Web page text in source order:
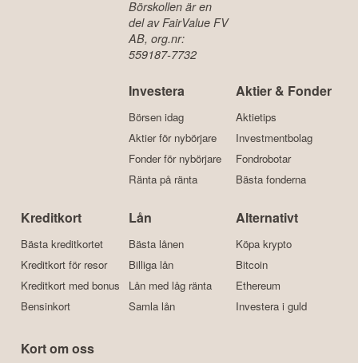
Börskollen är en
del av FairValue FV
AB, org.nr:
559187-7732
Investera
Börsen idag
Aktier för nybörjare
Fonder för nybörjare
Ränta på ränta
Aktier & Fonder
Aktietips
Investmentbolag
Fondrobotar
Bästa fonderna
Kreditkort
Bästa kreditkortet
Kreditkort för resor
Kreditkort med bonus
Bensinkort
Lån
Bästa lånen
Billiga lån
Lån med låg ränta
Samla lån
Alternativt
Köpa krypto
Bitcoin
Ethereum
Investera i guld
Kort om oss